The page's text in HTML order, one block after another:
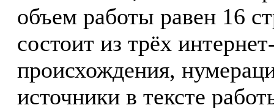
объем работы равен 16
состоит из трёх
происхождения,
источники в тексте